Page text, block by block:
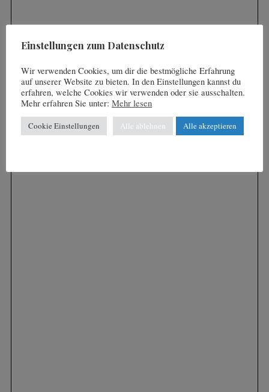
r
Einstellungen zum Datenschutz
Wir verwenden Cookies, um dir die bestmögliche Erfahrung
auf unserer Website zu bieten. In den Einstellungen kannst du
erfahren, welche Cookies wir verwenden oder sie ausschalten.
Mehr erfahren Sie unter: Mehr lesen
Cookie Einstellungen Alle ablehnen Alle akzeptieren